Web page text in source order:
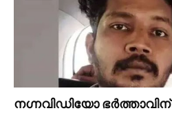
നഗ്നവിഡിയോ